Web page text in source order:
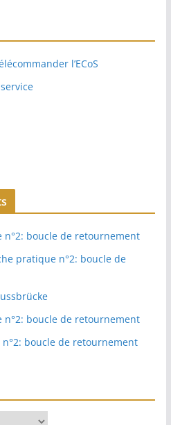
l’ECoS
n°2: boucle de retournement
pratique n°2: boucle de
n°2: boucle de retournement
boucle de retournement